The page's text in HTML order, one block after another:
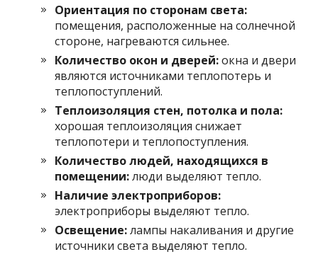
Ориентация по сторонам света:
помещения, расположенные на солнечной
стороне, нагреваются сильнее.
Количество окон и дверей:окна и двери
являются источниками теплопотерь и
теплопоступлений.
Теплоизоляция стен, потолка и пола:
хорошая теплоизоляция снижает
теплопотери и теплопоступления.
Количество людей, находящихся в
помещении:люди выделяют тепло.
Наличие электроприборов:
электроприборы выделяют тепло.
Освещение:лампы накаливания и другие
источники света выделяют тепло.